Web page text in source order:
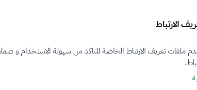
الارتباط
ملفات تعريف الارتباط الخاصة للتاكد من سهولة الاستخدام و